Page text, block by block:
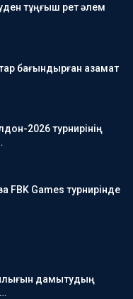
тұңғыш рет әлем
бағындырған азамат
2026 турнирінің
FBK Games турнирінде
дамытудың